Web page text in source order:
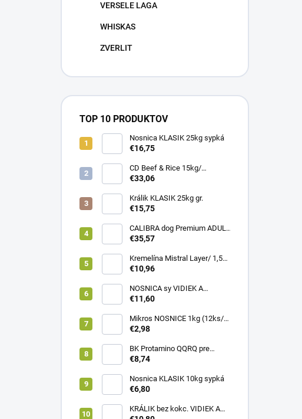
VERSELE LAGA
WHISKAS
ZVERLIT
TOP 10 PRODUKTOV
Nosnica KLASIK 25kg sypká
€16,75
CD Beef & Rice 15kg/
Superpremium food
€33,06
Králik KLASIK 25kg gr.
€15,75
CALIBRA dog Premium ADULT
LARGE 12kg
€35,57
Kremelína Mistral Layer/ 1,5
kg vedro
€10,96
NOSNICA sy VIDIEK A
TRADÍCIA 20kg (1paleta/
€11,60
Mikros NOSNICE 1kg (12ks/
1kartón)
€2,98
BK Protamino QQRQ pre
nosnice 5kg SANO
€8,74
Nosnica KLASIK 10kg sypká
€6,80
KRÁLIK bez kokc. VIDIEK A